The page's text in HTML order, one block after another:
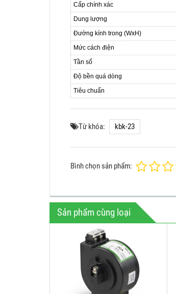
Cấp chính xác
Dung lượng
Đường kính trong (WxH)
Mức cách điện
Tần số
Độ bền quá dòng
Tiêu chuẩn
Từ khóa: kbk-23
Bình chọn sản phẩm:
Sản phẩm cùng loại